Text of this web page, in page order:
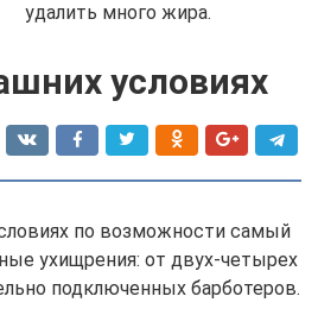
удалить много жира.
условиях
по возможности самый
ухищрения: от двух-четырех
подключенных барботеров.